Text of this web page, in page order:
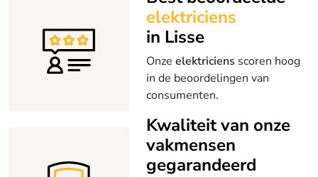
elektriciens
in Lisse
Onze elektriciens scoren hoog
in de beoordelingen van
consumenten.
Kwaliteit van onze
vakmensen
gegarandeerd